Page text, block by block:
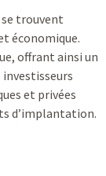
trouvent
économique.
offrant ainsi un
et privées
d’implantation.